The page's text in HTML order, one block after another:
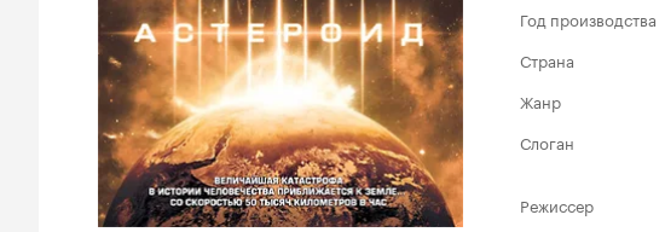
Год производства
Страна
Жанр
Слоган
Режиссер